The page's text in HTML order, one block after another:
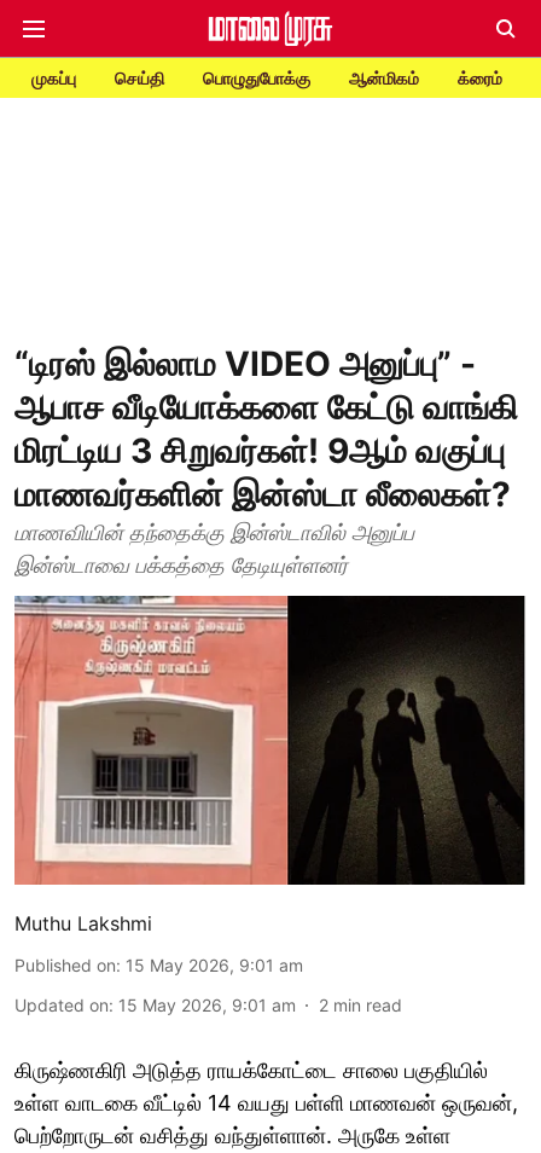
முகப்பு செய்தி பொழுதுபோக்கு ஆன்மிகம் க்ரைம்
“டிரஸ் இல்லாம VIDEO அனுப்பு” -
ஆபாச வீடியோக்களை கேட்டு வாங்கி
மிரட்டிய 3 சிறுவர்கள்! 9ஆம் வகுப்பு
மாணவர்களின் இன்ஸ்டா லீலைகள்?
மாணவியின் தந்தைக்கு இன்ஸ்டாவில் அனுப்ப
இன்ஸ்டாவை பக்கத்தை தேடியுள்ளனர்
Muthu Lakshmi
Published on: 15 May 2026, 9:01 am
Updated on: 15 May 2026, 9:01 am 2 min read
கிருஷ்ணகிரி அடுத்த ராயக்கோட்டை சாலை பகுதியில்
உள்ள வாடகை வீட்டில் 14 வயது பள்ளி மாணவன் ஒருவன்,
பெற்றோருடன் வசித்து வந்துள்ளான். அருகே உள்ள